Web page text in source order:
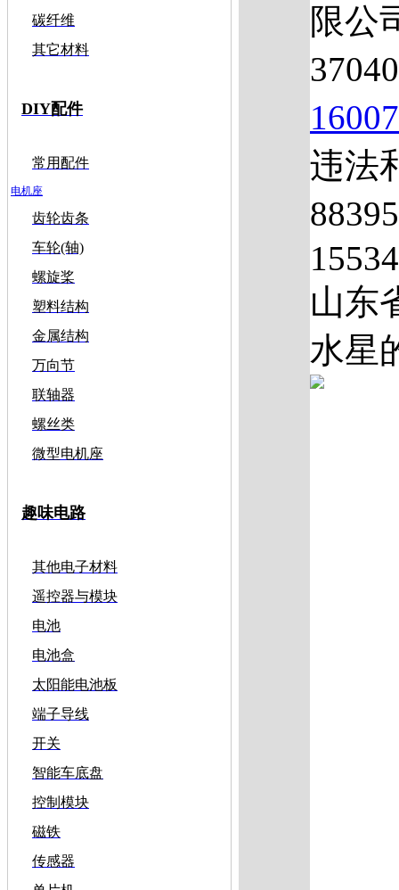
碳纤维
其它材料
DIY配件
常用配件
电机座
齿轮齿条
车轮(轴)
螺旋桨
塑料结构
金属结构
万向节
联轴器
螺丝类
微型电机座
趣味电路
其他电子材料
遥控器与模块
电池
电池盒
太阳能电池板
端子导线
开关
智能车底盘
控制模块
磁铁
传感器
限公
违法
山东
水星